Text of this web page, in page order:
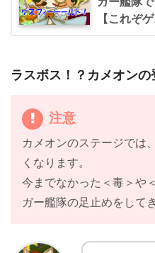
【これぞ
ラスボス！？カメオンの
注意
カメオンのステージでは
くなります。
今までなかった＜毒＞や
ガー艦隊の足止めをして